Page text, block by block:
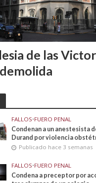
de las
FALLOS•FUERO PENAL
Condenan a un anestesista
Durand por violencia
Publicado hace 3 semanas
FALLOS•FUERO PENAL
Condena a preceptor por